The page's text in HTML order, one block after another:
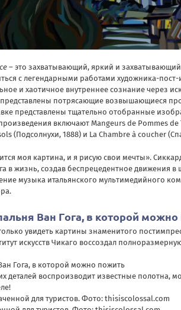
– это захватывающий, яркий и
с легендарными работами художника-пост-
и хаотичное внутреннее сознание через
представлены потрясающие возвышающиеся
представлены тщательно отобранные
включают Mangeurs de Pommes
(Подсолнухи, 1888) и La Chambre à coucher
моя картина, и я рисую свои мечты».
в жизнь, создав беспрецедентное движения в
музыка итальянского мультимедийного
Ван Гога, в которой
увидеть картины знаменитого
искусств Чикаго воссоздал
деталей воспроизводит известные полотна,